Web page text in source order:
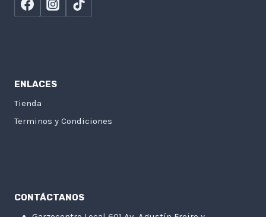
ENLACES
Tienda
Terminos y Condiciones
CONTÁCTANOS